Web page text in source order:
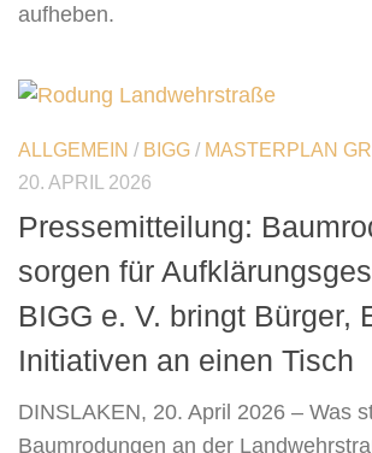
aufheben.
ALLGEMEIN / BIGG / MASTERPLAN
20. APRIL 2026
Pressemitteilung:
sorgen für
BIGG e. V. bringt Bürger,
Initiativen an einen Tisch
DINSLAKEN, 20. April 2026 – Was
Baumrodungen an der